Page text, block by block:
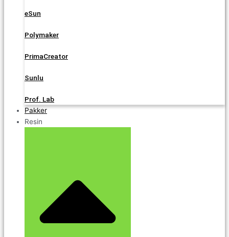
eSun
Polymaker
PrimaCreator
Sunlu
Prof. Lab
Pakker
Resin